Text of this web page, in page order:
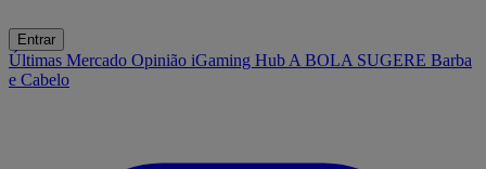
Entrar
Últimas Mercado Opinião iGaming Hub A BOLA SUGERE Barba
e Cabelo